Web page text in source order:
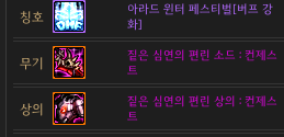
칭호
아라드 윈터 페스티벌[버프 강
화]
무기
짙은 심연의 편린 소드 : 컨제스
트
상의
짙은 심연의 편린 상의 : 컨제스
트